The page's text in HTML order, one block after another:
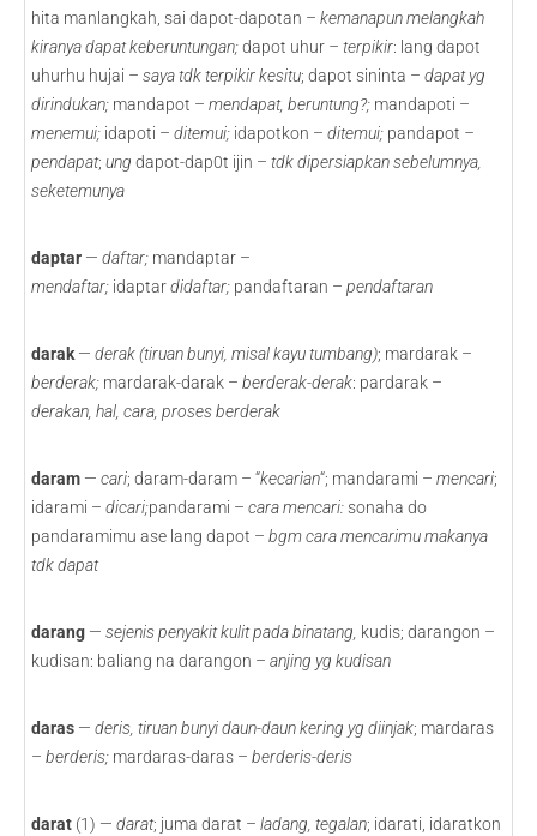
hita manlangkah, sai dapot-dapotan – kemanapun melangkah
kiranya dapat keberuntungan;dapot uhur – terpikir: lang dapot
uhurhu hujai – saya tdk terpikir kesitu; dapot sininta – dapat yg
dirindukan; mandapot – mendapat, beruntung?; mandapoti –
menemui; idapoti – ditemui; idapotkon – ditemui; pandapot –
pendapat; ung dapot-dap0t ijin – tdk dipersiapkan sebelumnya,
seketemunya
daptar — daftar; mandaptar –
mendaftar; idaptardidaftar; pandaftaran – pendaftaran
darak — derak(tiruan bunyi, misal kayu tumbang); mardarak –
berderak; mardarak-darak – berderak-derak: pardarak –
derakan, hal, cara, proses berderak
daram — cari; daram-daram – “kecarian“; mandarami – mencari;
idarami – dicari;pandarami – cara mencari:sonaha do
pandaramimu ase lang dapot – bgm cara mencarimu makanya
tdk dapat
darang — sejenis penyakit kulit pada binatang, kudis; darangon –
kudisan: baliang na darangon – anjing yg kudisan
daras — deris, tiruan bunyi daun-daun kering yg diinjak; mardaras
– berderis; mardaras-daras – berderis-deris
darat (1) — darat; juma darat – ladang, tegalan; idarati, idaratkon